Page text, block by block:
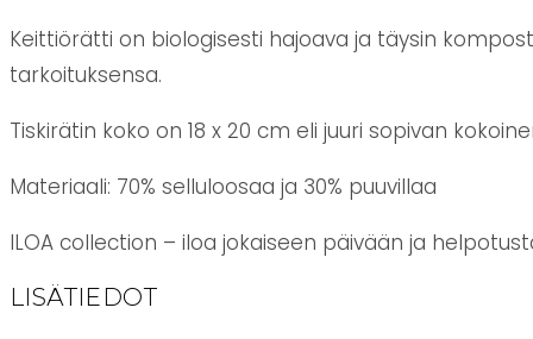
Keittiörätti on biologisesti hajoava ja täysin
tarkoituksensa.
Tiskirätin koko on 18 x 20 cm eli juuri sopivan
Materiaali: 70% selluloosaa ja 30% puuvillaa
ILOA collection – iloa jokaiseen päivään ja
LISÄTIEDOT